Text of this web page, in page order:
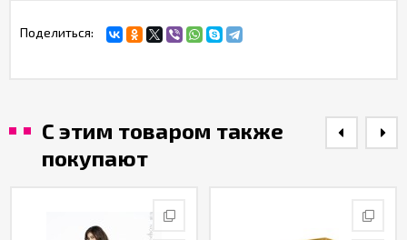
Поделиться:
С этим товаром также
покупают